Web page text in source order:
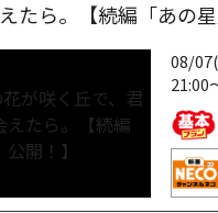
えたら。【続編「あの星
08/
21:00